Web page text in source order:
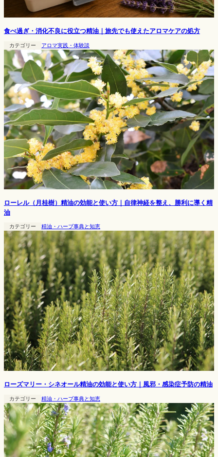
食べ過ぎ・消化不良に役立つ精油｜旅先でも使えたアロマケアの処方
カテゴリー アロマ実践・体験談
ローレル（月桂樹）精油の効能と使い方｜自律神経を整え、勝利に導く精
油
カテゴリー 精油・ハーブ事典と知恵
ローズマリー・シネオール精油の効能と使い方｜風邪・感染症予防の精油
カテゴリー 精油・ハーブ事典と知恵